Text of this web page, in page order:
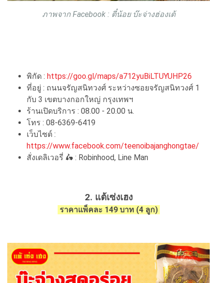
ภาพจาก Facebook : ตี๋น้อย บ๊ะจ่างฮ่องเต้
พิกัด : https://goo.gl/maps/a712yuBiLTUYUHP26
ที่อยู่ : ถนนจรัญสนิทวงศ์ ระหว่างซอยจรัญสนิทวงศ์ 1
กับ 3 เขตบางกอกใหญ่ กรุงเทพฯ
ร้านเปิดบริการ : 08.00 - 20.00 น.
โทร : 08-6369-6419
เว็บไซต์ :
https://www.facebook.com/teenoibajanghongtae/
สั่งเดลิเวอรี่ 🛵 : Robinhood, Line Man
2. แต้เซ่งเฮง
ราคาแพ็คละ 149 บาท (4 ลูก)